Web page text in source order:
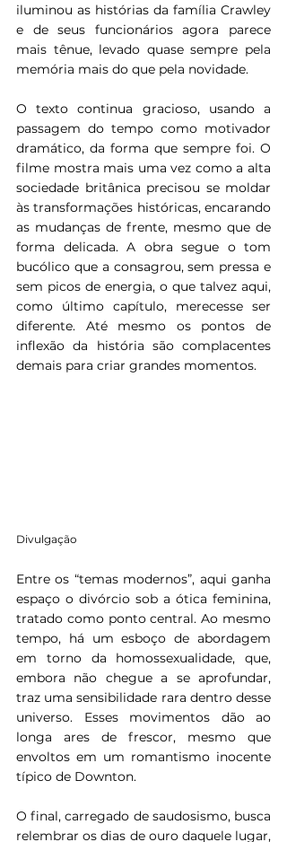
iluminou as histórias da família Crawley
e de seus funcionários agora parece
mais tênue, levado quase sempre pela
memória mais do que pela novidade.
O texto continua gracioso, usando a
passagem do tempo como motivador
dramático, da forma que sempre foi. O
filme mostra mais uma vez como a alta
sociedade britânica precisou se moldar
às transformações históricas, encarando
as mudanças de frente, mesmo que de
forma delicada. A obra segue o tom
bucólico que a consagrou, sem pressa e
sem picos de energia, o que talvez aqui,
como último capítulo, merecesse ser
diferente. Até mesmo os pontos de
inflexão da história são complacentes
demais para criar grandes momentos.
Divulgação
Entre os “temas modernos”, aqui ganha
espaço o divórcio sob a ótica feminina,
tratado como ponto central. Ao mesmo
tempo, há um esboço de abordagem
em torno da homossexualidade, que,
embora não chegue a se aprofundar,
traz uma sensibilidade rara dentro desse
universo. Esses movimentos dão ao
longa ares de frescor, mesmo que
envoltos em um romantismo inocente
típico de Downton.
O final, carregado de saudosismo, busca
relembrar os dias de ouro daquele lugar,